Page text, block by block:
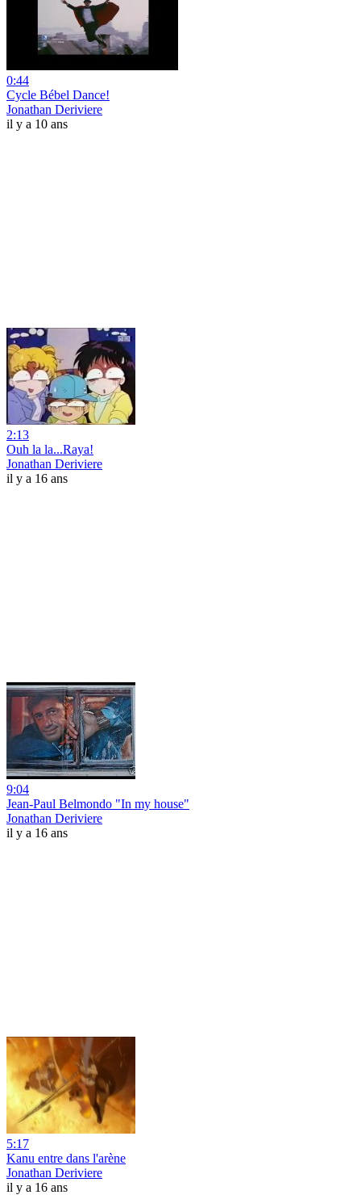
0:44
Cycle Bébel Dance!
Jonathan Deriviere
il y a 10 ans
2:13
Ouh la la...Raya!
Jonathan Deriviere
il y a 16 ans
9:04
Jean-Paul Belmondo "In my house"
Jonathan Deriviere
il y a 16 ans
5:17
Kanu entre dans l'arène
Jonathan Deriviere
il y a 16 ans